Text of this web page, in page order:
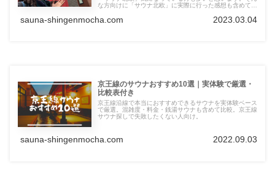
な方向けに「サウナ北欧」に実際に行った感想も含めてご
絶対に行きたくなること間違いなしなのでぜひ参考にして
sauna-shingenmocha.com 2023.03.04
京王線のサウナおすすめ10選｜実体験で厳選・
比較表付き
京王線沿線で本当におすすめできるサウナを実体験ベース
で厳選。混雑度・料金・銭湯サウナも含めて比較。京王線
サウナ探しで失敗したくない人向け。
sauna-shingenmocha.com 2022.09.03